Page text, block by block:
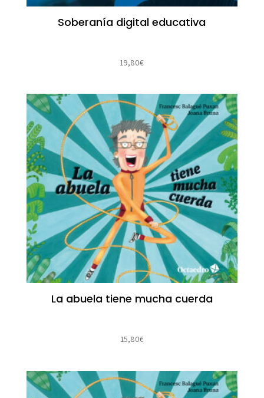
Soberanía digital educativa
19,80€
La abuela tiene mucha cuerda
15,80€